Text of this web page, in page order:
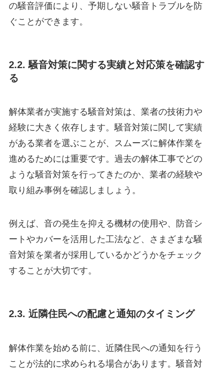
の騒音評価により、予期しない騒音トラブルを防
ぐことができます。
2.2. 騒音対策に関する実績と対応策を確認す
る
解体業者が実施する騒音対策は、業者の技術力や
経験に大きく依存します。騒音対策に関して実績
がある業者を選ぶことが、スムーズに解体作業を
進めるためには重要です。過去の解体工事でどの
ような騒音対策を行ってきたのか、業者の経験や
取り組み事例を確認しましょう。
例えば、音の発生を抑える機材の使用や、防音シ
ートやカバーを活用した工法など、さまざまな騒
音対策を業者が採用しているかどうかをチェック
することが大切です。
2.3. 近隣住民への配慮と通知のタイミング
解体作業を始める前に、近隣住民への通知を行う
ことが法的に求められる場合があります。騒音対